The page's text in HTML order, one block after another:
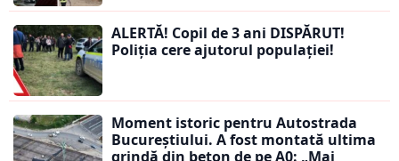
ALERTĂ! Copil de 3 ani DISPĂRUT!
Poliția cere ajutorul populației!
Moment istoric pentru Autostrada
Bucureștiului. A fost montată ultima
grindă din beton de pe A0: „Mai